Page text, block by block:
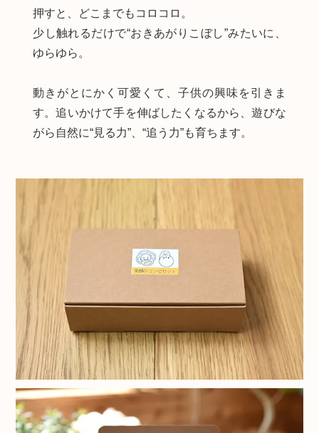
押すと、どこまでもコロコロ。
少し触れるだけで“おきあがりこぼし”みたいに、
ゆらゆら。
動きがとにかく可愛くて、子供の興味を引きま
す。追いかけて手を伸ばしたくなるから、遊びな
がら自然に“見る力”、“追う力”も育ちます。